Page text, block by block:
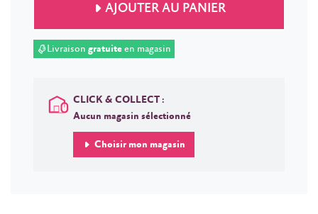
AJOUTER AU PANIER
Livraison gratuiteen magasin
CLICK & COLLECT :
Aucun magasin sélectionné
Choisir mon magasin